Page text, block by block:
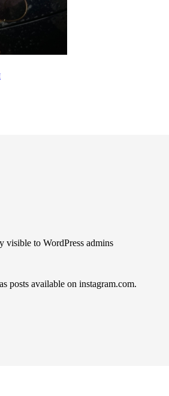
visible to WordPress admins
posts available on instagram.com.